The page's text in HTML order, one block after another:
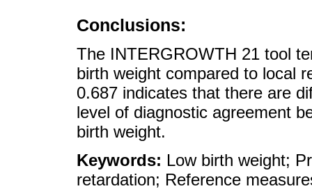
Conclusions:
The INTERGROWTH 21 tool
birth weight compared to local
0.687 indicates that there are
level of diagnostic agreement
birth weight.
Keywords: Low birth weight;
retardation; Reference